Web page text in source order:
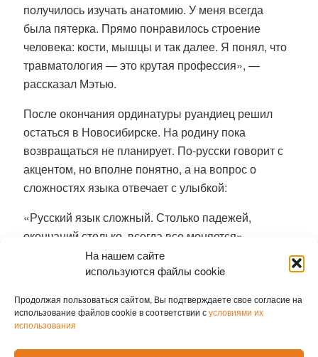
На нашем сайте
используются файлы cookie
Продолжая пользоваться сайтом, Вы подтверждаете свое согласие на
использование файлов cookie в соответствии сусловиями их
использования
получилось изучать анатомию. У меня всегда
была пятерка. Прямо понравилось строение
человека: кости, мышцы и так далее. Я понял, что
травматология — это крутая профессия», —
рассказал Мэтью.
После окончания ординатуры руандиец решил
остаться в Новосибирске. На родину пока
возвращаться не планирует. По-русски говорит с
акцентом, но вполне понятно, а на вопрос о
сложностях языка отвечает с улыбкой:
«Русский язык сложный. Столько падежей,
окончаний столько, всегда все меняется».
В коллективе поликлиники молодому специалисту
травматологии теперь шесть врачей: четверо,
включая Мэтью, посменно принимают неотложных